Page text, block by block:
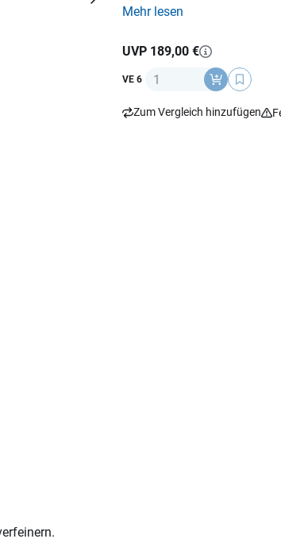
Schnürverschluss
Mehr lesen
UVP 189,00 €
VE 6 Anzahl
Zum Vergleich hinzufügen